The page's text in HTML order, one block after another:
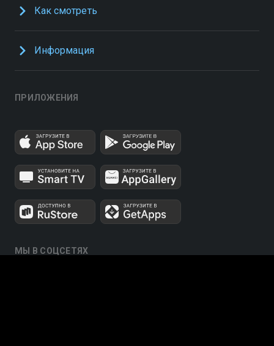
Как смотреть
Информация
ПРИЛОЖЕНИЯ
МЫ В СОЦСЕТЯХ